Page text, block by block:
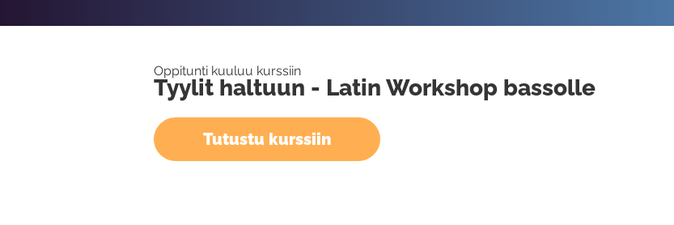
Oppitunti kuuluu kurssiin
Tyylit haltuun - Latin Workshop bassolle
Tutustu kurssiin